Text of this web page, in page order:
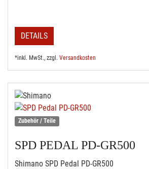
DETAILS
*inkl. MwSt., zzgl. Versandkosten
Zubehör / Teile
SPD PEDAL PD-GR500
Shimano SPD Pedal PD-GR500